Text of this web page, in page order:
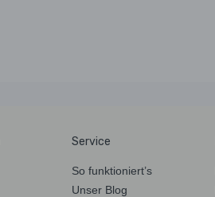
Service
So funktioniert’s
Unser Blog